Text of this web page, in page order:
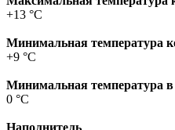
+13 °C
Минимальная температура
+9 °C
Минимальная температура
0 °C